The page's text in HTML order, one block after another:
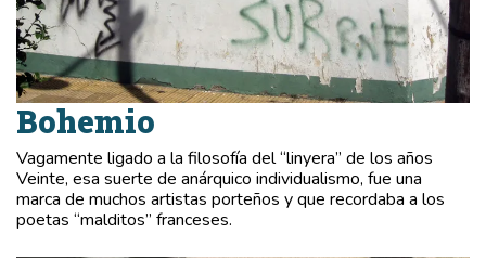
Bohemio
Vagamente ligado a la filosofía del “linyera” de los años
Veinte, esa suerte de anárquico individualismo, fue una
marca de muchos artistas porteños y que recordaba a los
poetas “malditos” franceses.